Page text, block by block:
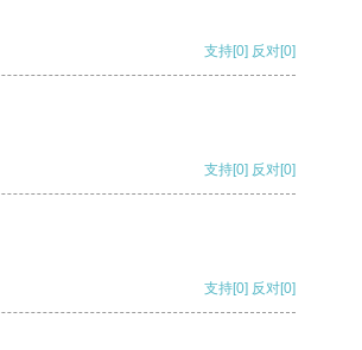
支持[0] 反对[0]
支持[0] 反对[0]
支持[0] 反对[0]